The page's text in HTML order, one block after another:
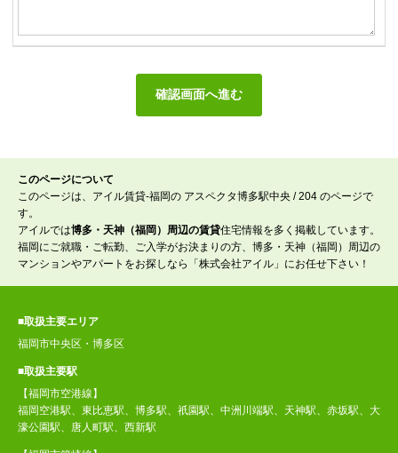
このページについて
このページは、アイル賃貸-福岡の アスペクタ博多駅中央 / 204 のページで
す。
アイルでは博多・天神（福岡）周辺の賃貸住宅情報を多く掲載しています。
福岡にご就職・ご転勤、ご入学がお決まりの方、博多・天神（福岡）周辺の
マンションやアパートをお探しなら「株式会社アイル」にお任せ下さい！
■取扱主要エリア
福岡市中央区・博多区
■取扱主要駅
【福岡市空港線】
福岡空港駅、東比恵駅、博多駅、祇園駅、中洲川端駅、天神駅、赤坂駅、大
濠公園駅、唐人町駅、西新駅